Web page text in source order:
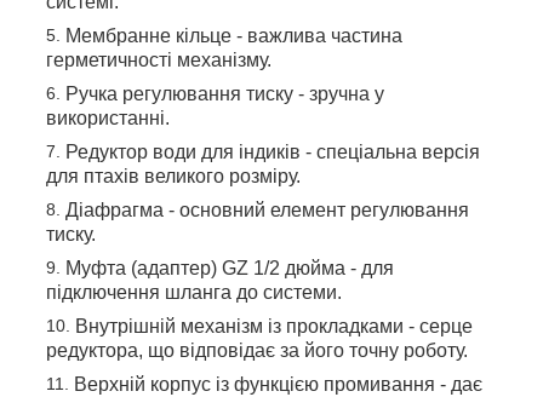
Мембранне кільце - важлива частина
герметичності механізму.
Ручка регулювання тиску - зручна у
використанні.
Редуктор води для індиків - спеціальна версія
для птахів великого розміру.
Діафрагма - основний елемент регулювання
тиску.
Муфта (адаптер) GZ 1/2 дюйма - для
підключення шланга до системи.
Внутрішній механізм із прокладками - серце
редуктора, що відповідає за його точну роботу.
Верхній корпус із функцією промивання - дає